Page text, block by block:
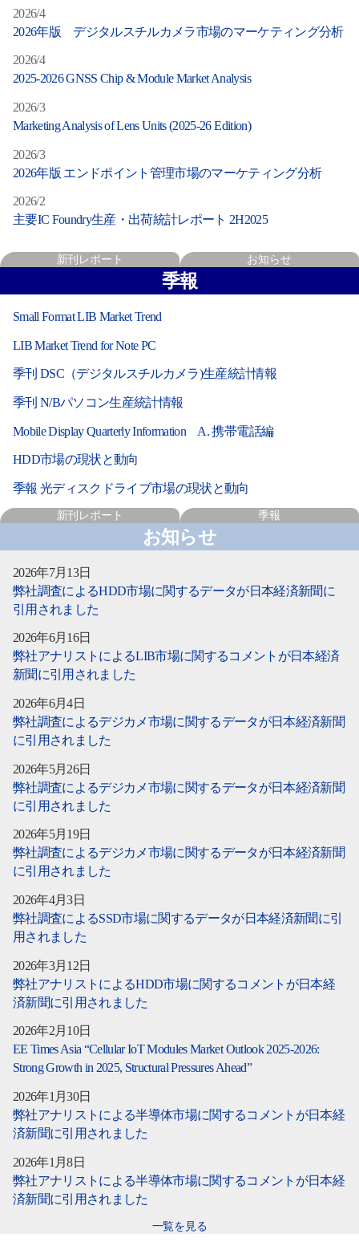
2026/4
2026年版 デジタルスチルカメラ市場のマーケティング分析
2026/4
2025-2026 GNSS Chip & Module Market Analysis
2026/3
Marketing Analysis of Lens Units (2025-26 Edition)
2026/3
2026年版 エンドポイント管理市場のマーケティング分析
2026/2
主要IC Foundry生産・出荷統計レポート 2H2025
新刊レポート お知らせ
季報
Small Format LIB Market Trend
LIB Market Trend for Note PC
季刊 DSC（デジタルスチルカメラ)生産統計情報
季刊 N/Bパソコン生産統計情報
Mobile Display Quarterly Information A. 携帯電話編
HDD市場の現状と動向
季報 光ディスクドライブ市場の現状と動向
新刊レポート 季報
お知らせ
2026年7月13日
弊社調査によるHDD市場に関するデータが日本経済新聞に
引用されました
2026年6月16日
弊社アナリストによるLIB市場に関するコメントが日本経済
新聞に引用されました
2026年6月4日
弊社調査によるデジカメ市場に関するデータが日本経済新聞
に引用されました
2026年5月26日
弊社調査によるデジカメ市場に関するデータが日本経済新聞
に引用されました
2026年5月19日
弊社調査によるデジカメ市場に関するデータが日本経済新聞
に引用されました
2026年4月3日
弊社調査によるSSD市場に関するデータが日本経済新聞に引
用されました
2026年3月12日
弊社アナリストによるHDD市場に関するコメントが日本経
済新聞に引用されました
2026年2月10日
EE Times Asia “Cellular IoT Modules Market Outlook 2025-2026:
Strong Growth in 2025, Structural Pressures Ahead”
2026年1月30日
弊社アナリストによる半導体市場に関するコメントが日本経
済新聞に引用されました
2026年1月8日
弊社アナリストによる半導体市場に関するコメントが日本経
済新聞に引用されました
一覧を見る